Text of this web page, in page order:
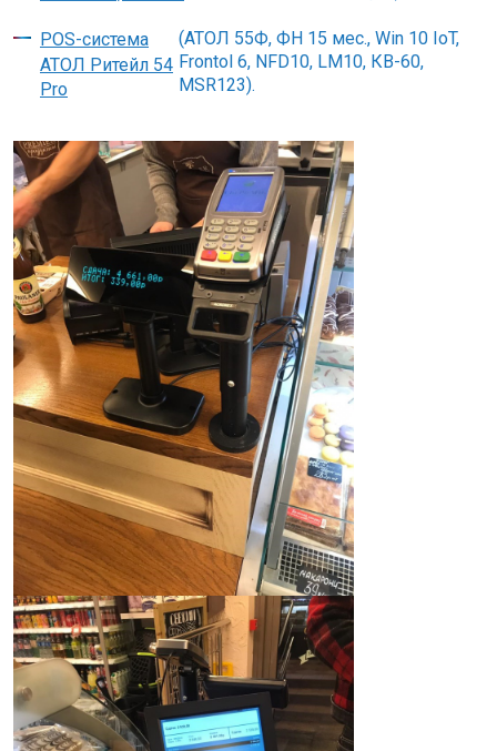
POS-система
АТОЛ Ритейл 54
Pro
(АТОЛ 55Ф, ФН 15 мес., Win 10 IoT,
Frontol 6, NFD10, LM10, КВ-60,
MSR123).